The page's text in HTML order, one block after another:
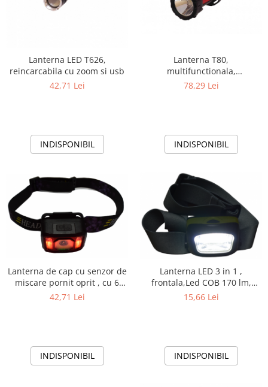
Lanterna LED T626,
reincarcabila cu zoom si usb
42,71 Lei
INDISPONIBIL
Lanterna T80,
multifunctionala,
reincarcabila, 10w
78,29 Lei
INDISPONIBIL
Lanterna de cap cu senzor de
miscare pornit oprit , cu 6
moduri de iluminare,lumina
42,71 Lei
INDISPONIBIL
Lanterna LED 3 in 1 ,
frontala,Led COB 170 lm,
plastic, verde/negru 3 baterii
15,66 Lei
INDISPONIBIL